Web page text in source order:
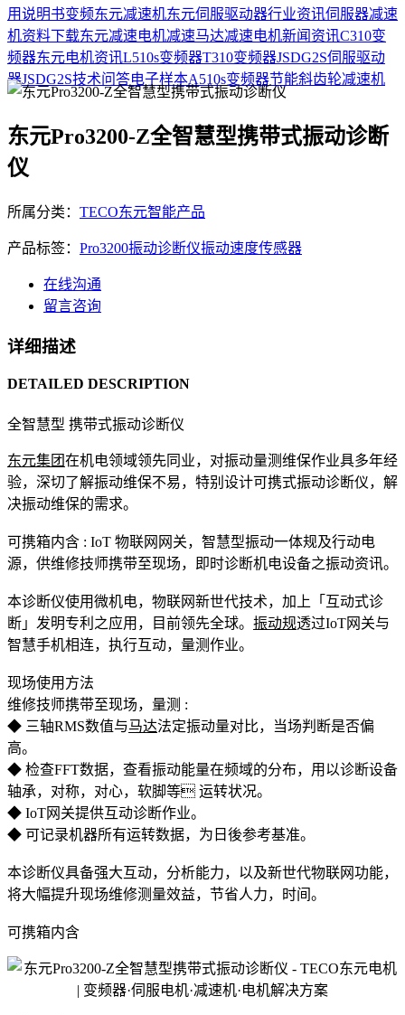
用说明书变频东元减速机东元伺服驱动器行业资讯伺服器减速
机资料下载东元减速电机减速马达减速电机新闻资讯C310变
频器东元电机资讯L510s变频器T310变频器JSDG2S伺服驱动
器JSDG2S技术问答电子样本A510s变频器节能斜齿轮减速机
东元Pro3200-Z全智慧型携带式振动诊断
仪
所属分类： TECO东元智能产品
产品标签： Pro3200振动诊断仪振动速度传感器
在线沟通
留言咨询
详细描述
DETAILED DESCRIPTION
全智慧型 携带式振动诊断仪
东元集团在机电领域领先同业，对振动量测维保作业具多年经
验，深切了解振动维保不易，特别设计可携式振动诊断仪，解
决振动维保的需求。
可携箱内含 : IoT 物联网网关，智慧型振动一体规及行动电
源，供维修技师携带至现场，即时诊断机电设备之振动资讯。
本诊断仪使用微机电，物联网新世代技术，加上「互动式诊
断」发明专利之应用，目前领先全球。 振动规透过IoT网关与
智慧手机相连，执行互动，量测作业。
现场使用方法
维修技师携带至现场，量测 :
◆ 三轴RMS数值与马达法定振动量对比，当场判断是否偏
高。
◆ 检查FFT数据，查看振动能量在频域的分布，用以诊断设备
轴承，对称，对心，软脚等 运转状况。
◆ IoT网关提供互动诊断作业。
◆ 可记录机器所有运转数据，为日後参考基准。
本诊断仪具备强大互动，分析能力，以及新世代物联网功能，
将大幅提升现场维修测量效益，节省人力，时间。
可携箱内含